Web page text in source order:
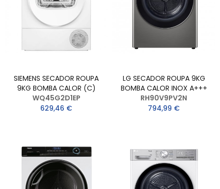
SIEMENS SECADOR ROUPA
9KG BOMBA CALOR (C)
WQ45G2D1EP
629,46 €
LG SECADOR ROUPA 9KG
BOMBA CALOR INOX A+++
RH90V9PV2N
794,99 €